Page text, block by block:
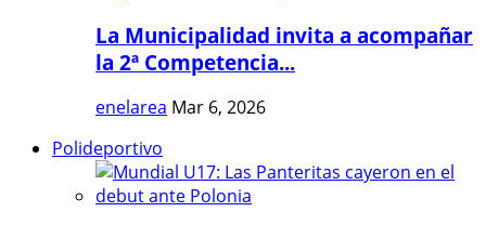
La Municipalidad invita a acompañar
la 2ª Competencia...
enelarea Mar 6, 2026
Polideportivo